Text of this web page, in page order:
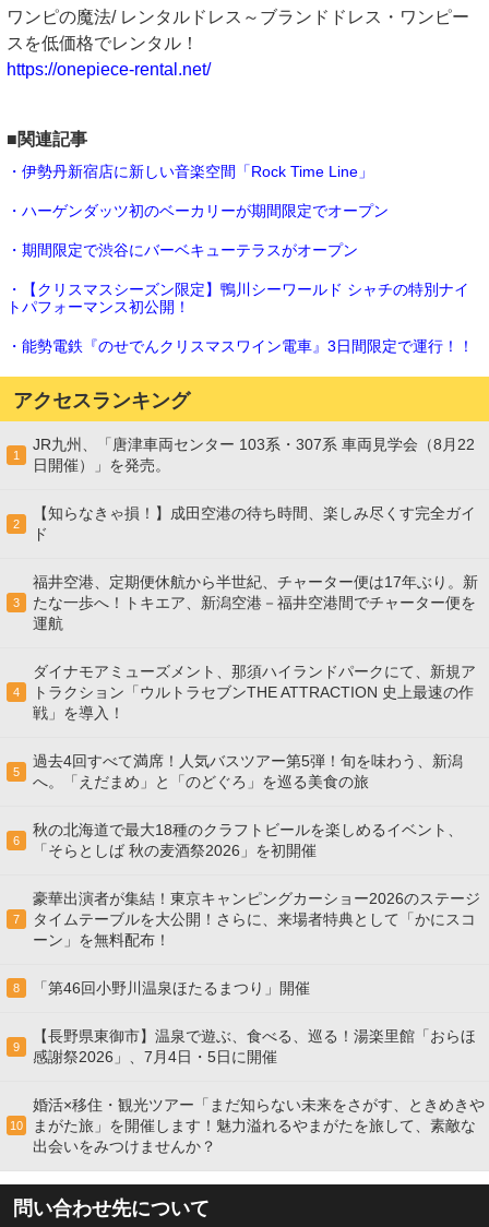
ワンピの魔法/ レンタルドレス～ブランドドレス・ワンピー
スを低価格でレンタル！
https://onepiece-rental.net/
■関連記事
・伊勢丹新宿店に新しい音楽空間「Rock Time Line」
・ハーゲンダッツ初のベーカリーが期間限定でオープン
・期間限定で渋谷にバーベキューテラスがオープン
・【クリスマスシーズン限定】鴨川シーワールド シャチの特別ナイ
トパフォーマンス初公開！
・能勢電鉄『のせでんクリスマスワイン電車』3日間限定で運行！！
アクセスランキング
1
JR九州、「唐津車両センター 103系・307系 車両見学会（8月22
日開催）」を発売。
2
【知らなきゃ損！】成田空港の待ち時間、楽しみ尽くす完全ガイ
ド
3
福井空港、定期便休航から半世紀、チャーター便は17年ぶり。新
たな一歩へ！トキエア、新潟空港－福井空港間でチャーター便を
運航
4
ダイナモアミューズメント、那須ハイランドパークにて、新規ア
トラクション「ウルトラセブンTHE ATTRACTION 史上最速の作
戦」を導入！
5
過去4回すべて満席！人気バスツアー第5弾！旬を味わう、新潟
へ。「えだまめ」と「のどぐろ」を巡る美食の旅
6
秋の北海道で最大18種のクラフトビールを楽しめるイベント、
「そらとしば 秋の麦酒祭2026」を初開催
7
豪華出演者が集結！東京キャンピングカーショー2026のステージ
タイムテーブルを大公開！さらに、来場者特典として「かにスコ
ーン」を無料配布！
8 「第46回小野川温泉ほたるまつり」開催
9
【長野県東御市】温泉で遊ぶ、食べる、巡る！湯楽里館「おらほ
感謝祭2026」、7月4日・5日に開催
10
婚活×移住・観光ツアー「まだ知らない未来をさがす、ときめきや
まがた旅」を開催します！魅力溢れるやまがたを旅して、素敵な
出会いをみつけませんか？
問い合わせ先について